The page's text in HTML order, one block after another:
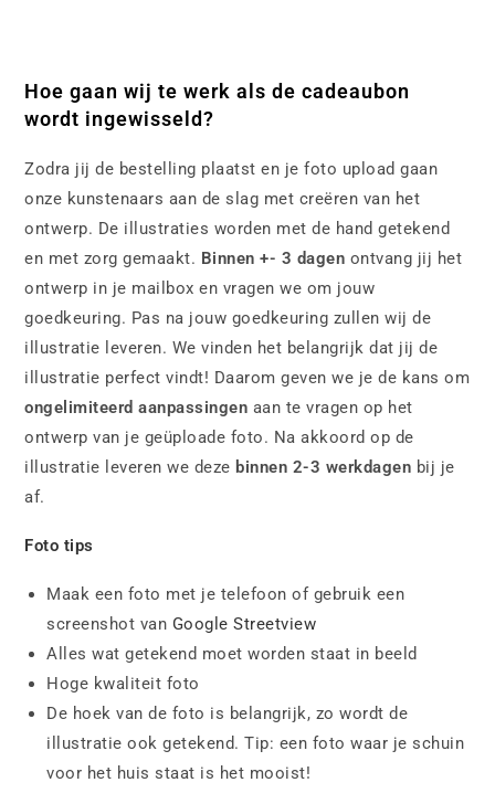
Hoe gaan wij te werk als de cadeaubon
wordt ingewisseld?
Zodra jij de bestelling plaatst en je foto upload gaan
onze kunstenaars aan de slag met creëren van het
ontwerp. De illustraties worden met de hand getekend
en met zorg gemaakt. Binnen +- 3 dagen ontvang jij het
ontwerp in je mailbox en vragen we om jouw
goedkeuring. Pas na jouw goedkeuring zullen wij de
illustratie leveren. We vinden het belangrijk dat jij de
illustratie perfect vindt! Daarom geven we je de kans om
ongelimiteerd aanpassingen aan te vragen op het
ontwerp van je geüploade foto. Na akkoord op de
illustratie leveren we deze binnen 2-3 werkdagen bij je
af.
Foto tips
Maak een foto met je telefoon of gebruik een
screenshot van Google Streetview
Alles wat getekend moet worden staat in beeld
Hoge kwaliteit foto
De hoek van de foto is belangrijk, zo wordt de
illustratie ook getekend. Tip: een foto waar je schuin
voor het huis staat is het mooist!